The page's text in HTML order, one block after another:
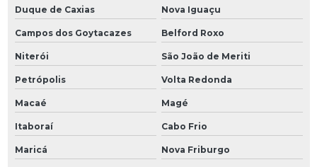
Duque de Caxias Nova Iguaçu
Campos dos Goytacazes Belford Roxo
Niterói São João de Meriti
Petrópolis Volta Redonda
Macaé Magé
Itaboraí Cabo Frio
Maricá Nova Friburgo